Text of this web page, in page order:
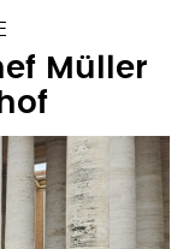
Müller